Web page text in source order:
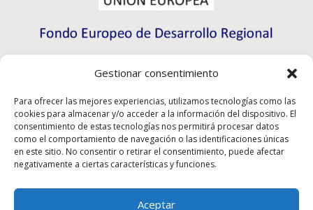
Gestionar consentimiento
Para ofrecer las mejores experiencias, utilizamos tecnologías como las
cookies para almacenar y/o acceder a la información del dispositivo. El
consentimiento de estas tecnologías nos permitirá procesar datos
como el comportamiento de navegación o las identificaciones únicas
en este sitio. No consentir o retirar el consentimiento, puede afectar
negativamente a ciertas características y funciones.
Aceptar
Rioma S.L. a participé au programme d’initiation à